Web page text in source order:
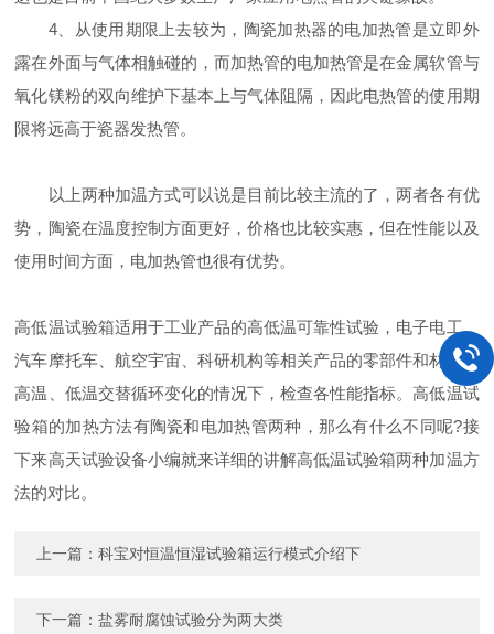
4、从使用期限上去较为，陶瓷加热器的电加热管是立即外
露在外面与气体相触碰的，而加热管的电加热管是在金属软管与
氧化镁粉的双向维护下基本上与气体阻隔，因此电热管的使用期
限将远高于瓷器发热管。
以上两种加温方式可以说是目前比较主流的了，两者各有优
势，陶瓷在温度控制方面更好，价格也比较实惠，但在性能以及
使用时间方面，电加热管也很有优势。
高低温试验箱适用于工业产品的高低温可靠性试验，电子电工、
汽车摩托车、航空宇宙 、科研机构等相关产品的零部件和材料在
高温、低温交替循环变化的情况下，检查各性能指标。高低温试
验箱的加热方法有陶瓷和电加热管两种，那么有什么不同呢?接
下来高天试验设备小编就来详细的讲解高低温试验箱两种加温方
法的对比。
上一篇：科宝对恒温恒湿试验箱运行模式介绍下
下一篇：盐雾耐腐蚀试验分为两大类